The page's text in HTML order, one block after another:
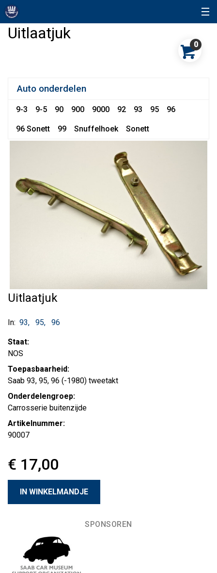
Uitlaatjuk
0
Auto onderdelen
9-3 9-5 90 900 9000 92 93 95 96
96 Sonett 99 Snuffelhoek Sonett
Uitlaatjuk
In: 93 95 96
Staat:
NOS
Toepasbaarheid:
Saab 93, 95, 96 (-1980) tweetakt
Onderdelengroep:
Carrosserie buitenzijde
Artikelnummer:
90007
€ 17,00
SPONSOREN